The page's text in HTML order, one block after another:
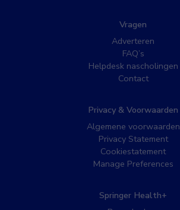
Vragen
Adverteren
FAQ’s
Helpdesk nascholingen
Contact
Privacy & Voorwaarden
Algemene voorwaarden
Privacy Statement
Cookiestatement
Manage Preferences
Springer Health+